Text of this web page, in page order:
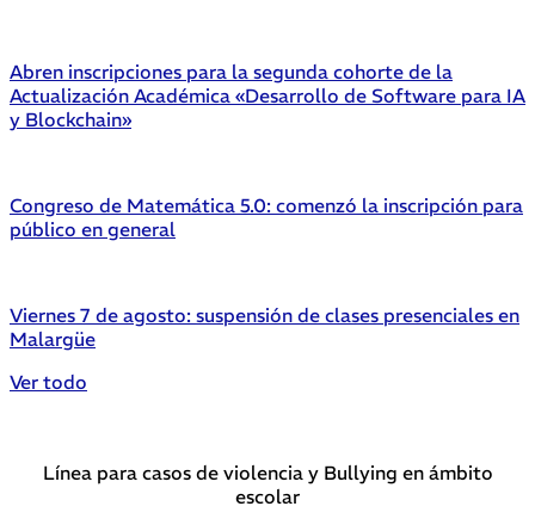
Abren inscripciones para la segunda cohorte de la
Actualización Académica «Desarrollo de Software para IA
y Blockchain»
Congreso de Matemática 5.0: comenzó la inscripción para
público en general
Viernes 7 de agosto: suspensión de clases presenciales en
Malargüe
Ver todo
Línea para casos de violencia y Bullying en ámbito
escolar